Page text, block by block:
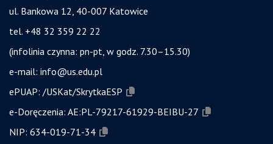
ul. Bankowa 12, 40-007 Katowice
tel. +48 32 359 22 22
(infolinia czynna: pn-pt, w godz. 7.30–15.30)
e-mail: info@us.edu.pl
ePUAP: /USKat/SkrytkaESP
e-Doręczenia: AE:PL-79217-61929-BEIBU-27
NIP: 634-019-71-34